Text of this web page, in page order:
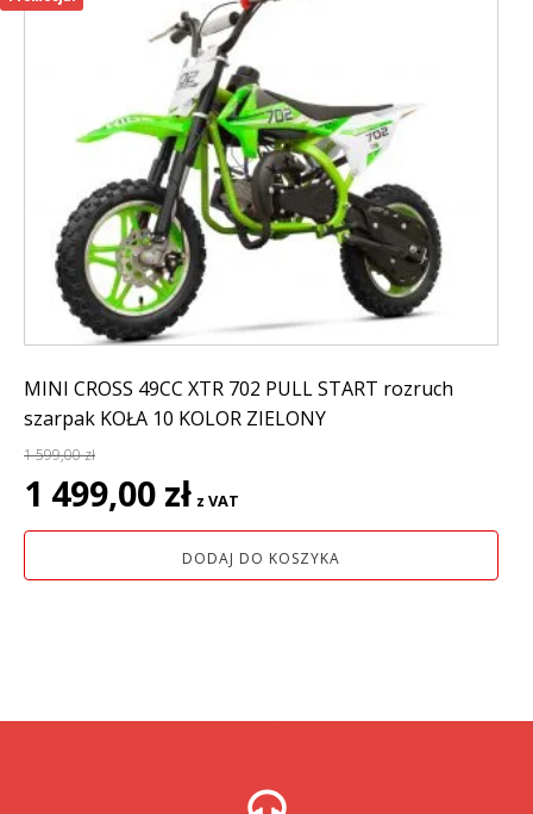
MINI CROSS 49CC XTR 702 PULL START rozruch
szarpak KOŁA 10 KOLOR ZIELONY
1 599,00zł
Pierwotna
cena
wynosiła:
1 499,00 zł cena
wynosi:
1
z VAT
DODAJ DO KOSZYKA